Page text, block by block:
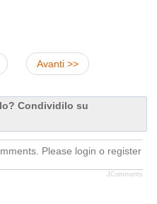
Avanti >>
Condividilo su
Please login o register
JComments